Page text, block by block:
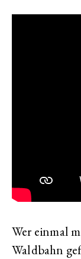
Wer einmal
Waldbahn